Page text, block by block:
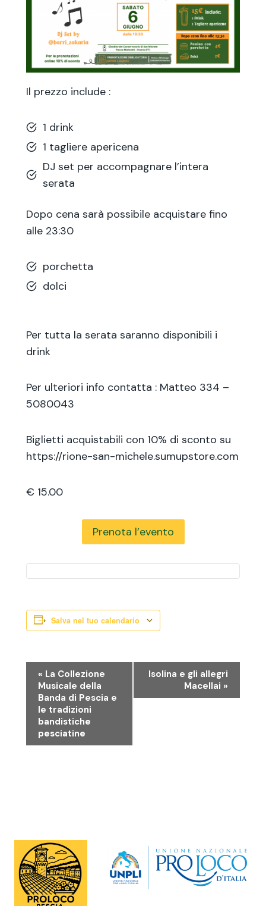
Il prezzo include :
1 drink
1 tagliere apericena
DJ set per accompagnare l’intera
serata
Dopo cena sarà possibile acquistare fino
alle 23:30
porchetta
dolci
Per tutta la serata saranno disponibili i
drink
Per ulteriori info contatta : Matteo 334 –
5080043
Biglietti acquistabili con 10% di sconto su
https://rione-san-michele.sumupstore.com
€ 15.00
Prenota l’evento
Salva nel tuo calendario
e
N
a
« La Collezione
Musicale della
Banda di Pescia e
le tradizioni
bandistiche
pesciatine
Isolina e gli allegri
Macellai »